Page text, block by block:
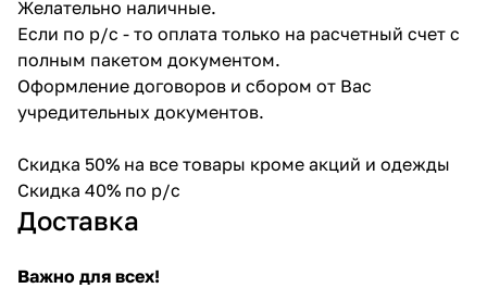
Желательно наличные.
Если по р/с - то оплата только на расчетный счет с
полным пакетом документом.
Оформление договоров и сбором от Вас
учредительных документов.
Скидка 50% на все товары кроме акций и одежды
Скидка 40% по р/с
Доставка
Важно для всех!